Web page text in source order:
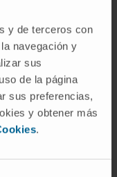
y de terceros con
navegación y
sus
de la página
sus preferencias,
y obtener más
.
del
dolor de
daño al
y